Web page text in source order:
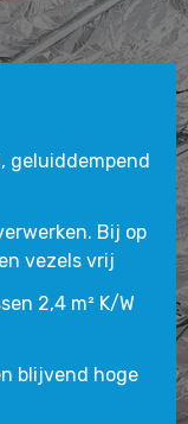
geluiddempend
Bij op
vezels vrij
2,4 m² K/W
blijvend hoge